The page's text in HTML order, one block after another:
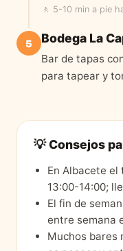
🚶 5-10 min a pie
5 Bodega La
Bar de tapas
para tapear y
💡 Consejos
En Albacete
13:00-14:00;
El fin de
entre semana
Muchos bares